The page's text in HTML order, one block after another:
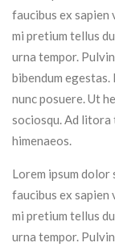
faucibus ex sapien
mi pretium tellus
urna tempor.
bibendum
nunc posuere. Ut
sociosqu. Ad
himenaeos.
Lorem ipsum
faucibus ex sapien
mi pretium tellus
urna tempor.